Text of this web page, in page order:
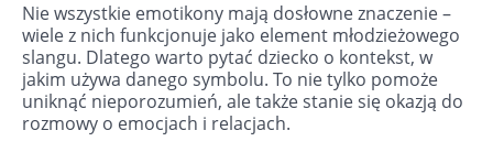
Nie wszystkie emotikony mają dosłowne znaczenie –
wiele z nich funkcjonuje jako element młodzieżowego
slangu. Dlatego warto pytać dziecko o kontekst, w
jakim używa danego symbolu. To nie tylko pomoże
uniknąć nieporozumień, ale także stanie się okazją do
rozmowy o emocjach i relacjach.